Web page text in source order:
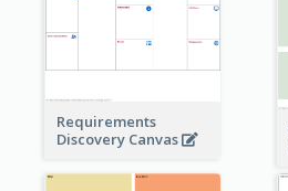
Requirements
Discovery Canvas